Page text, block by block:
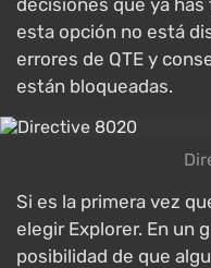
decisiones que ya has
esta opción no está
errores de QTE y
están bloqueadas.
Si es la primera vez
elegir Explorer. En un
posibilidad de que